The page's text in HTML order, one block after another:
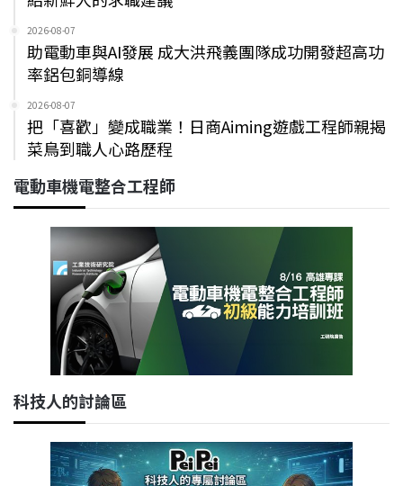
2026-08-07
助電動車與AI發展 成大洪飛義團隊成功開發超高功
率鋁包銅導線
2026-08-07
把「喜歡」變成職業！日商Aiming遊戲工程師親揭
菜鳥到職人心路歷程
電動車機電整合工程師
科技人的討論區